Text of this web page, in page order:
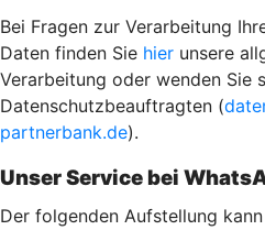
Bei Fragen zur Verarbeitung
Daten finden Sie hier unsere
Verarbeitung oder wenden Sie
Datenschutzbeauftragten (
partnerbank.de).
Unser Service bei
Der folgenden Aufstellung